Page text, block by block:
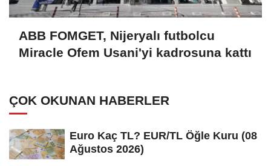
ABB FOMGET, Nijeryalı futbolcu
Miracle Ofem Usani'yi kadrosuna kattı
ÇOK OKUNAN HABERLER
Euro Kaç TL? EUR/TL Öğle Kuru (08
Ağustos 2026)